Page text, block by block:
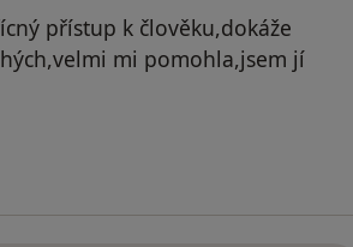
přístup k člověku,dokáže
mi pomohla,jsem jí